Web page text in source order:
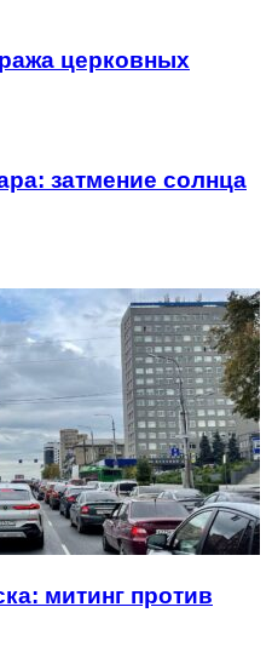
церковных
затмение солнца
митинг против